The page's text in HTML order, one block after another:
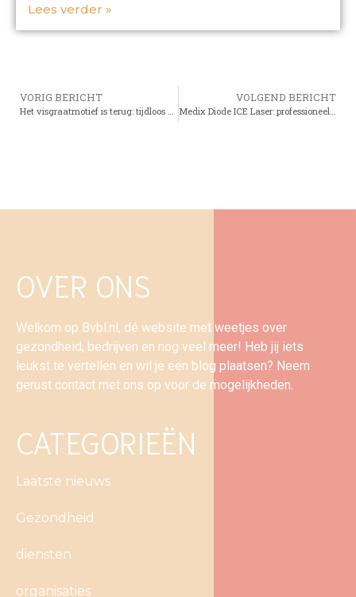
Lees verder »
VORIG BERICHT VOLGEND BERICHT
OVER ONS
Welkom op Bvbl.nl, dé website met weetjes over
gezondheid, bedrijven en nog veel meer! Heb jij iets
leukst te vertellen en wil je een blog plaatsen? Neem
gerust contact met ons op voor de mogelijkheden.
CATEGORIEËN
Laatste nieuws
Gezondheid
diensten
organisaties